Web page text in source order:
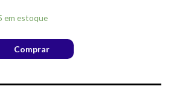
em estoque
Comprar